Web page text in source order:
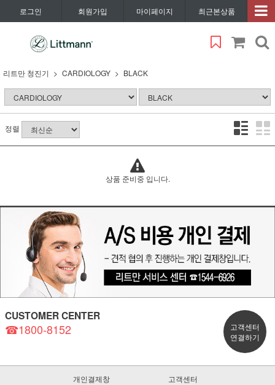
로그인 회원가입 마이페이지 최근본상품
리트만 청진기 CARDIOLOGY BLACK
정렬
상품 준비중 입니다.
CUSTOMER CENTER
☎1800-8152
고객센터
연결하기
개인결제창 고객센터